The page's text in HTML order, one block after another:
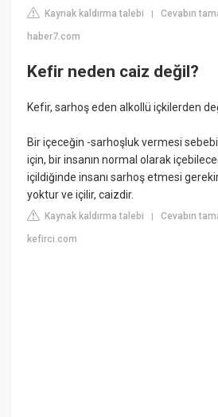
Kaynak kaldırma talebi |Cevabın
haber7.com
Kefir neden caiz değil?
Kefir, sarhoş eden alkollü içkilerden
Bir içeceğin -sarhoşluk vermesi
için, bir insanın normal olarak
içildiğinde insanı sarhoş etmesi
yoktur ve içilir, caizdir.
Kaynak kaldırma talebi |Cevabın
kefirci.com